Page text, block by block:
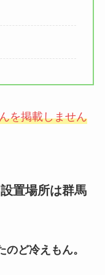
を掲載しません
置場所は群馬
のど冷えもん。